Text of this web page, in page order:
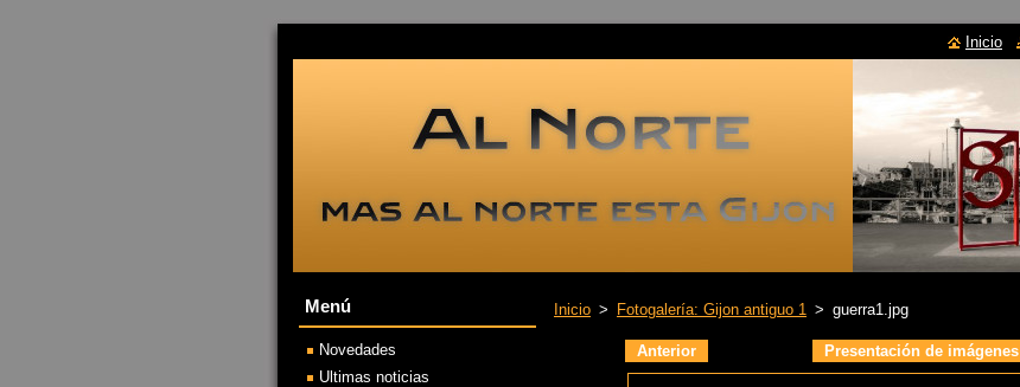
Inicio > Fotogalería: Gijon antiguo 1 > guerra1.jpg
Anterior Presentación de imágenes
Menú
Novedades
Ultimas noticias
Inicio